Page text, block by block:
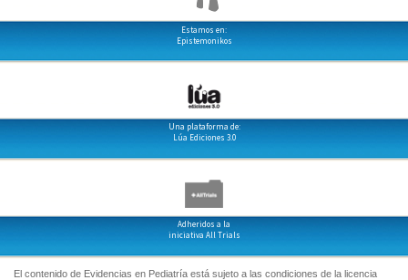
Estamos en:
Epistemonikos
Una plataforma de:
Lúa Ediciones 3.0
Adheridos a la
iniciativa All Trials
El contenido de Evidencias en Pediatría está sujeto a las condiciones de la licencia